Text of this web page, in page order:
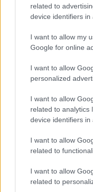
related to
device identifiers in
I want to allow my
Google for online
I want to allow
personalized
I want to allow
related to analytics
device identifiers in
I want to allow
related to
I want to allow
related to
È morto
tenne